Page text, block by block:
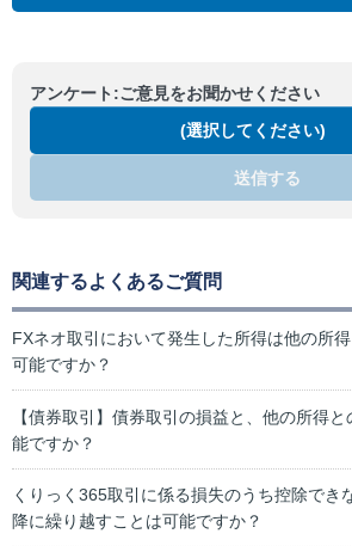
アンケート:ご意見をお聞かせください
(選択してください)
送信する
関連するよくあるご質問
FXネオ取引において発生した所得は他の所
可能ですか？
【債券取引】債券取引の損益と、他の所得
能ですか？
くりっく365取引に係る損失のうち控除でき
降に繰り越すことは可能ですか？